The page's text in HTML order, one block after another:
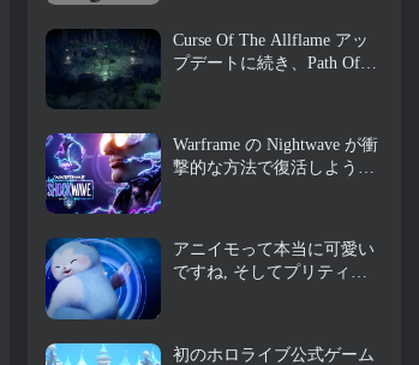
Curse Of The Allflame アッ
プデートに続き、Path Of
Warframe の Nightwave が衝
撃的な方法で復活しようと
アニイモって本当に可愛い
ですね, そしてプリティ・
初のホロライブ公式ゲーム